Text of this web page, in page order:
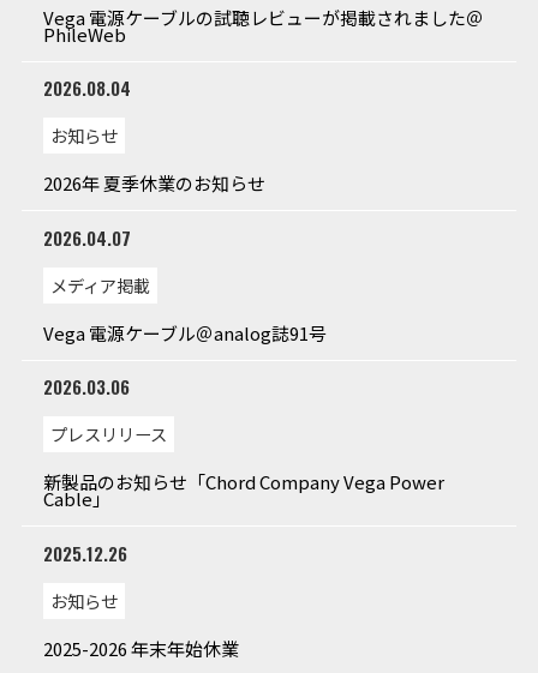
Vega 電源ケーブルの試聴レビューが掲載されました＠
PhileWeb
2026.08.04
お知らせ
2026年 夏季休業のお知らせ
2026.04.07
メディア掲載
Vega 電源ケーブル＠analog誌91号
2026.03.06
プレスリリース
新製品のお知らせ「Chord Company Vega Power
Cable」
2025.12.26
お知らせ
2025-2026 年末年始休業